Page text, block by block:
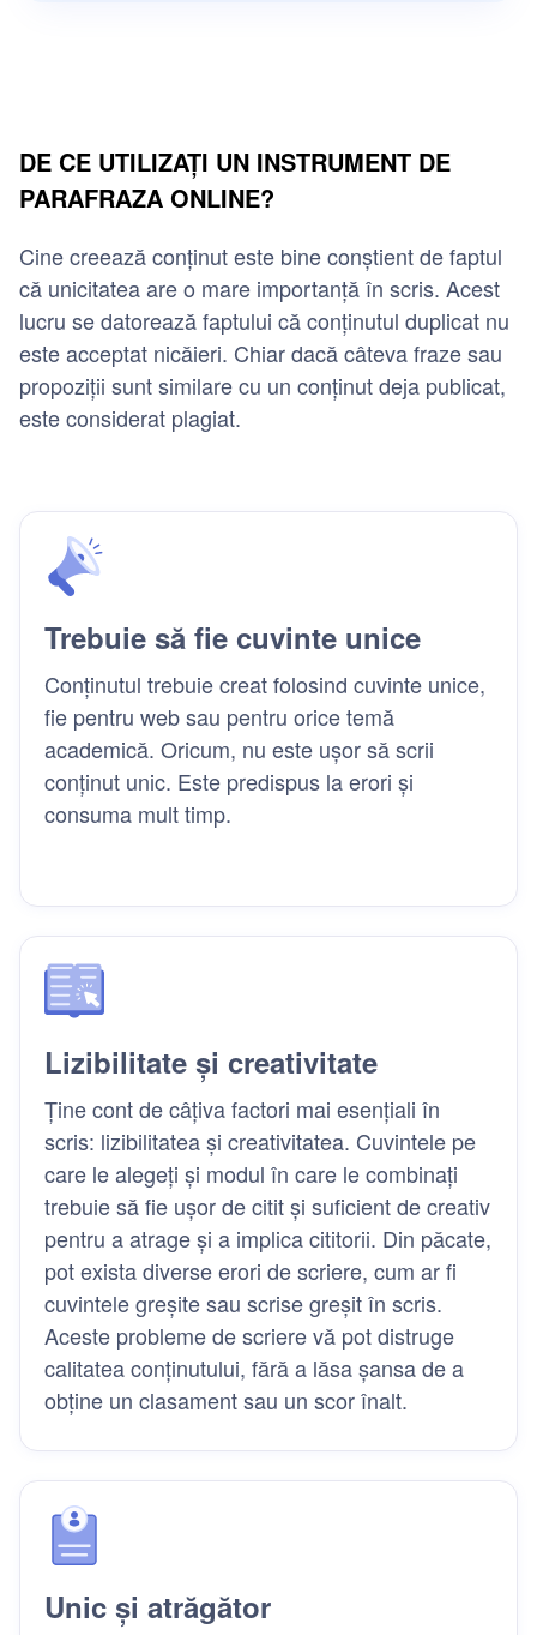
DE CE UTILIZAȚI UN INSTRUMENT DE
PARAFRAZA ONLINE?
Cine creează conținut este bine conștient de faptul
că unicitatea are o mare importanță în scris. Acest
lucru se datorează faptului că conținutul duplicat nu
este acceptat nicăieri. Chiar dacă câteva fraze sau
propoziții sunt similare cu un conținut deja publicat,
este considerat plagiat.
Trebuie să fie cuvinte unice
Conținutul trebuie creat folosind cuvinte unice,
fie pentru web sau pentru orice temă
academică. Oricum, nu este ușor să scrii
conținut unic. Este predispus la erori și
consuma mult timp.
Lizibilitate și creativitate
Ține cont de câțiva factori mai esențiali în
scris: lizibilitatea și creativitatea. Cuvintele pe
care le alegeți și modul în care le combinați
trebuie să fie ușor de citit și suficient de creativ
pentru a atrage și a implica cititorii. Din păcate,
pot exista diverse erori de scriere, cum ar fi
cuvintele greșite sau scrise greșit în scris.
Aceste probleme de scriere vă pot distruge
calitatea conținutului, fără a lăsa șansa de a
obține un clasament sau un scor înalt.
Unic și atrăgător